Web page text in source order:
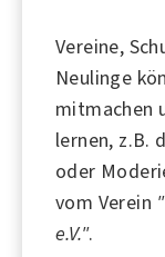
Vereine,
Neulinge
mitmachen
lernen, z.B.
oder
vom Verein
e.V.".